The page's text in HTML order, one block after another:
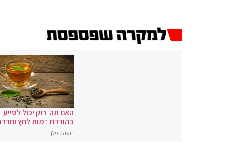
האם תה ירוק יכול לסייע
בהורדת רמות לחץ
נועה קפלן